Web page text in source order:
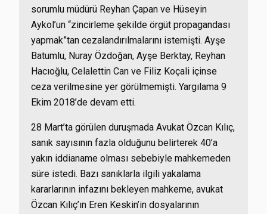
sorumlu müdürü Reyhan Çapan ve Hüseyin
Aykol’un “zincirleme şekilde örgüt propagandası
yapmak”tan cezalandırılmalarını istemişti. Ayşe
Batumlu, Nuray Özdoğan, Ayşe Berktay, Reyhan
Hacıoğlu, Celalettin Can ve Filiz Koçali içinse
ceza verilmesine yer görülmemişti. Yargılama 9
Ekim 2018’de devam etti.
28 Mart’ta görülen duruşmada Avukat Özcan Kılıç,
sanık sayısının fazla olduğunu belirterek 40’a
yakın iddianame olması sebebiyle mahkemeden
süre istedi. Bazı sanıklarla ilgili yakalama
kararlarının infazını bekleyen mahkeme, avukat
Özcan Kılıç’ın Eren Keskin’in dosyalarının